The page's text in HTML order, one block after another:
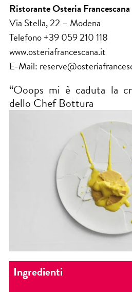
Ristorante Osteria Francescana
Via Stella, 22 – Modena
Telefono +39 059 210 118
www.osteriafrancescana.it
E-Mail:
“Ooops mi è caduta la
dello Chef Bottura
Ingredienti